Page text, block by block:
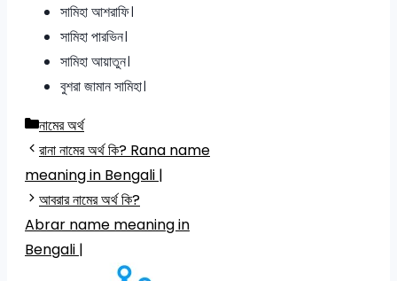
সামিহা আশরাফি।
সামিহা পারভিন।
সামিহা আয়াতুন।
বুশরা জামান সামিহা।
Categories
নামের অর্থ
রানা নামের অর্থ কি? Rana name
meaning in Bengali |
আবরার নামের অর্থ কি?
Abrar name meaning in
Bengali |